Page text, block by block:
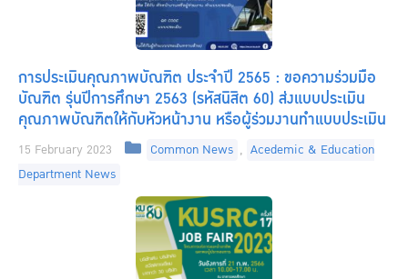
การประเมินคุณภาพบัณฑิต ประจำปี 2565 : ขอความร่วมมือ
บัณฑิต รุ่นปีการศึกษา 2563 (รหัสนิสิต 60) ส่งแบบประเมิน
คุณภาพบัณฑิตให้กับหัวหน้างาน หรือผู้ร่วมงานทำแบบประเมิน
15 February 2023 Categories
Common News , Acedemic & Education
Department News